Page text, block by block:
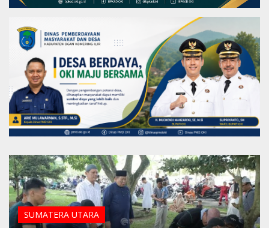
SUMATERA UTARA